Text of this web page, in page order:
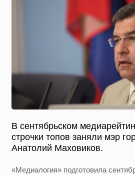
В сентябрьском
строчки топов заняли мэр
Анатолий Маховиков.
«Медиалогия» подготовила